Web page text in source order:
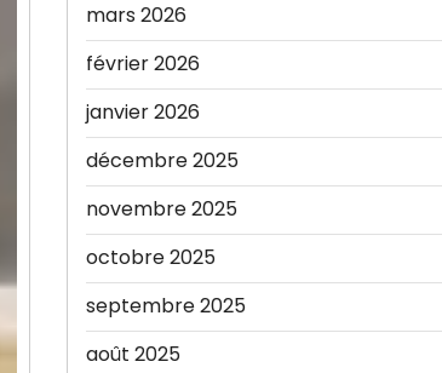
mars 2026
février 2026
janvier 2026
décembre 2025
novembre 2025
octobre 2025
septembre 2025
août 2025